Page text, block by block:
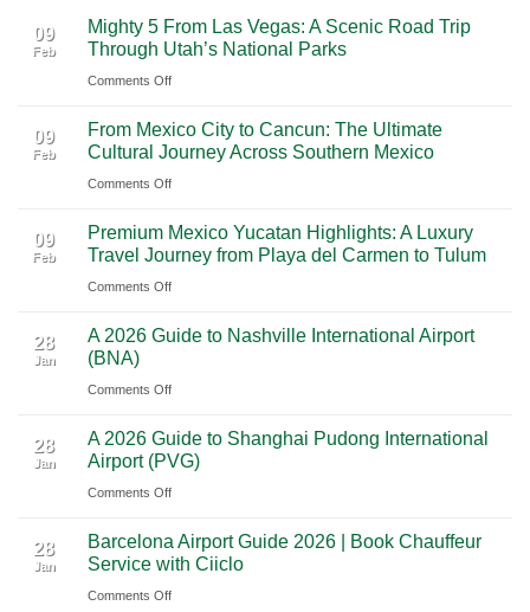
09
Feb
Mighty 5 From Las Vegas: A Scenic Road Trip
Through Utah’s National Parks
Comments Offon
5
From
Las
A
Scenic
Road
Through
National
09
Feb
From Mexico City to Cancun: The Ultimate
Cultural Journey Across Southern Mexico
Comments Offon
Mexico
City
to
The
Cultural
Across
Southern
Mexico
09
Feb
Premium Mexico Yucatan Highlights: A Luxury
Travel Journey from Playa del Carmen to Tulum
Comments Offon
Mexico
Highlights:
Luxury
Travel
Journey
Playa
del
Carmen
28
Jan
A 2026 Guide to Nashville International Airport
(BNA)
Comments Offon
2026
Guide
to
International
Airport
(BNA)
28
Jan
A 2026 Guide to Shanghai Pudong International
Airport (PVG)
Comments Offon
2026
Guide
to
28
Jan
Barcelona Airport Guide 2026 | Book Chauffeur
Service with Ciiclo
Comments Offon